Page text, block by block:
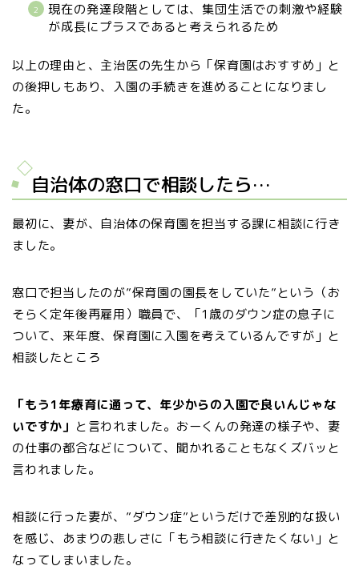
現在の発達段階としては、集団生活での刺激や経験
が成長にプラスであると考えられるため
以上の理由と、主治医の先生から「保育園はおすすめ」と
の後押しもあり、入園の手続きを進めることになりまし
た。
自治体の窓口で相談したら…
最初に、妻が、自治体の保育園を担当する課に相談に行き
ました。
窓口で担当したのが”保育園の園長をしていた”という（お
そらく定年後再雇用）職員で、「1歳のダウン症の息子に
ついて、来年度、保育園に入園を考えているんですが」と
相談したところ
「もう1年療育に通って、年少からの入園で良いんじゃな
いですか」 と言われました。おーくんの発達の様子や、妻
の仕事の都合などについて、聞かれることもなくズバッと
言われました。
相談に行った妻が、”ダウン症”というだけで差別的な扱い
を感じ、あまりの悲しさに「もう相談に行きたくない」と
なってしまいました。